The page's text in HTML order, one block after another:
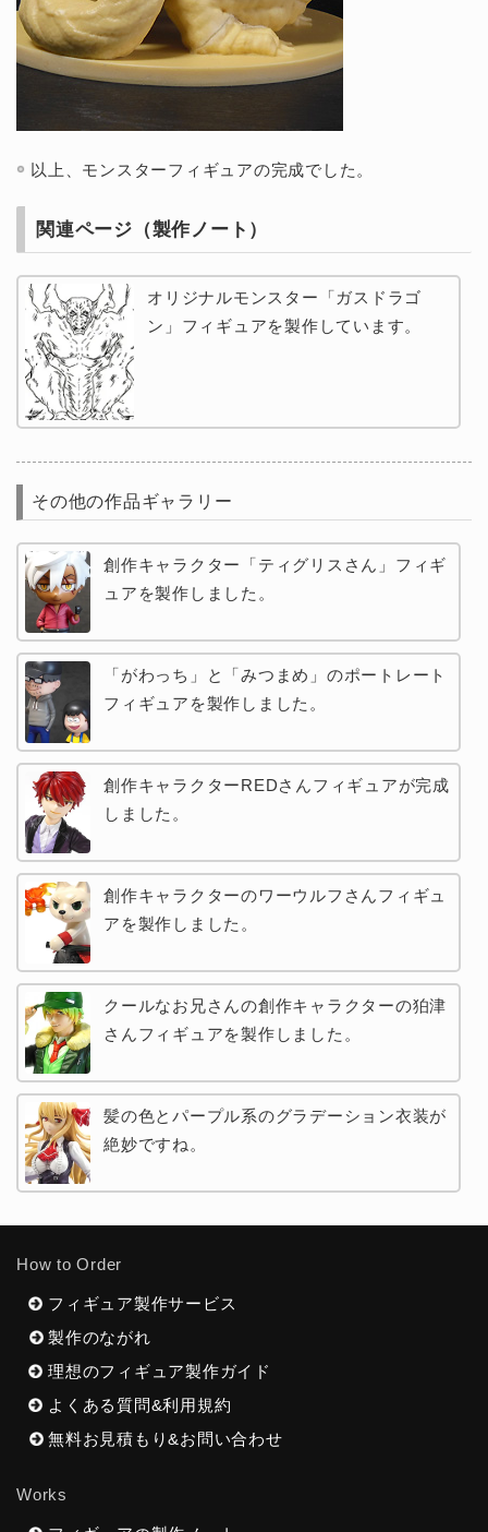
以上、モンスターフィギュアの完成でした。
関連ページ（製作ノート）
オリジナルモンスター「ガスドラゴ
ン」フィギュアを製作しています。
その他の作品ギャラリー
創作キャラクター「ティグリスさん」フィギ
ュアを製作しました。
「がわっち」と「みつまめ」のポートレート
フィギュアを製作しました。
創作キャラクターREDさんフィギュアが完成
しました。
創作キャラクターのワーウルフさんフィギュ
アを製作しました。
クールなお兄さんの創作キャラクターの狛津
さんフィギュアを製作しました。
髪の色とパープル系のグラデーション衣装が
絶妙ですね。
How to Order
フィギュア製作サービス
製作のながれ
理想のフィギュア製作ガイド
よくある質問&利用規約
無料お見積もり&お問い合わせ
Works